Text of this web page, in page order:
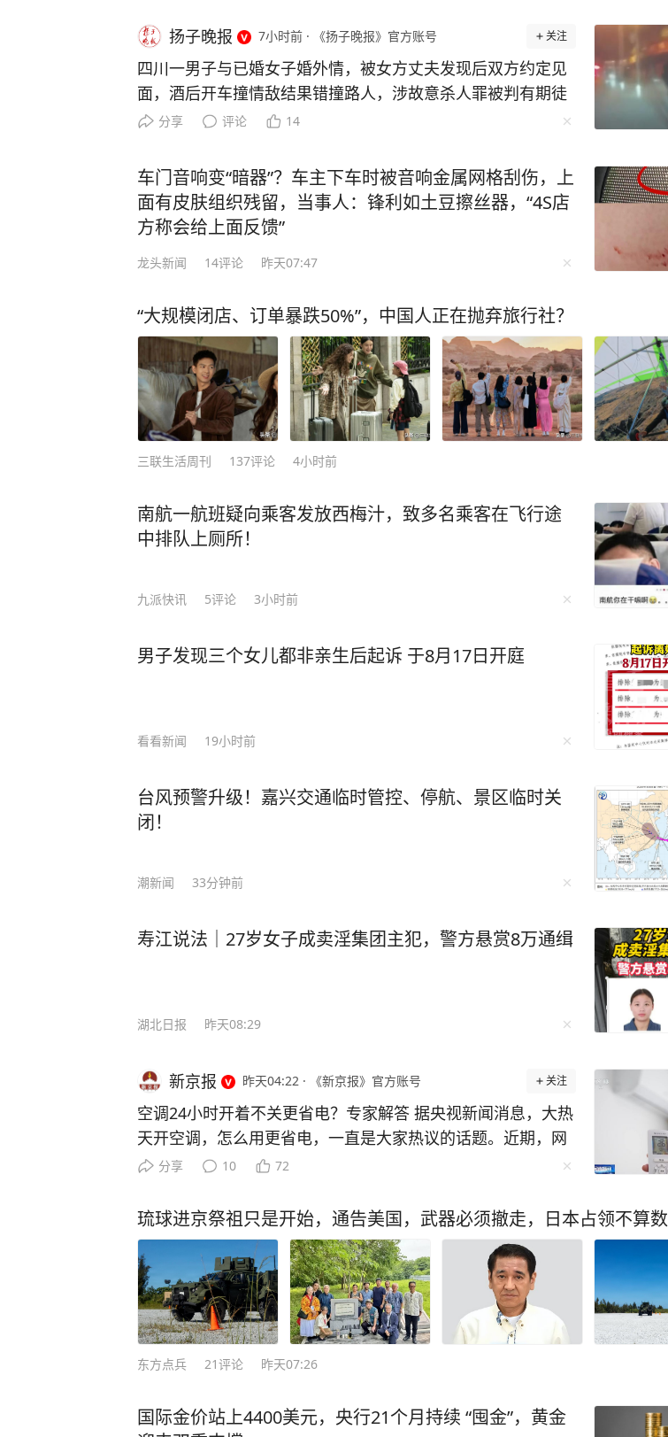
扬子晚报 7小时前 · 《扬子晚报》官方账号 关注
四川一男子与已婚女子婚外情，被女方丈夫发现后双方约定见
面，酒后开车撞情敌结果错撞路人，涉故意杀人罪被判有期徒
刑十三年 四川兴文县午夜时分曾发生一起车祸，一男子陈宇
名）主动向警方投案，说自己酒后“不知道怎么就撞到人了”。
然而，民警仔细查看现场监控发现，龚豪开车前把油门踩得轰
隆轰隆响，启动车辆后迅速提速，撞人前明显打了方向盘，绕
进去撞人后再绕出来，有很强的目的性。警方还在行车记录仪
中发现，事故发生前，龚豪曾与一人通话，双方约好在附近见
晚，钱云先与其丈夫雷谦（化名）参加亲戚聚会，饭后，她又
和龚豪一行人去KTV唱歌。娱乐结束后，钱云给丈夫雷谦打电
话，让他来接自己。龚豪因为没有钱结账，逃单跑掉，最后是
赶来的雷谦结了账。恰好在此时，龚豪给钱云打来了电话。本
就一腔怒火的雷谦，看到有陌生男子深夜给妻子打电话，与龚
豪在电话中爆发激烈争吵，并约定见面。龚豪到达后，在酒精
和怒火的刺激下，开车朝他以为的“情敌一行人”撞了过去。而
兴文县人民法院以故意杀人罪判处龚豪有期徒刑十三年。龚豪
不服，提出上诉。四川省宜宾市中级人民法院作出终审裁定，
分享 评论 14
车门音响变“暗器”？车主下车时被音响金属网格刮伤，上
面有皮肤组织残留，当事人：锋利如土豆擦丝器，“4S店
方称会给上面反馈”
龙头新闻 14评论 昨天07:47
“大规模闭店、订单暴跌50%”，中国人正在抛弃旅行社？
三联生活周刊 137评论 4小时前
南航一航班疑向乘客发放西梅汁，致多名乘客在飞行途
中排队上厕所！
九派快讯 5评论 3小时前
男子发现三个女儿都非亲生后起诉 于8月17日开庭
看看新闻 19小时前
台风预警升级！嘉兴交通临时管控、停航、景区临时关
闭！
潮新闻 33分钟前
寿江说法｜27岁女子成卖淫集团主犯，警方悬赏8万通缉
湖北日报 昨天08:29
新京报 昨天04:22 · 《新京报》官方账号 关注
空调24小时开着不关更省电？专家解答 据央视新闻消息，大热
天开空调，怎么用更省电，一直是大家热议的话题。近期，网
络上流传“空调24小时开着不关更省电”的说法，这个说法科学
南方电网广西电网公司电力科学研究院智慧用能工程师吴宁表
示，空调全天开启更省电的说法不能一概而论，需结合使用场
景具体判断。 短时间外出，如出门不到一小时，不必关机，把
温度调高1到2℃即可，比频繁启停更加省电。 一整天不在家，
建议出门前关闭空调。回家重新开，才更划算。 专家解释，空
调制冷的核心原理，是将室内热量搬运至室外。空调的耗电量
高低，核心取决于室内外温差，温差越大，空调需要持续高功
6℃最省电”说法靠谱吗？ 专家指出，当室外气温超过35℃，且
分享 10 72
琉球进京祭祖只是开始，通告美国，武器必须撤走，日本占领不算数
东方点兵 21评论 昨天07:26
国际金价站上4400美元，央行21个月持续 “囤金”，黄金